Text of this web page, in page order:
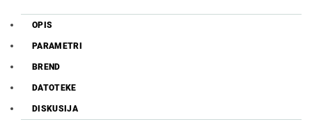
OPIS
PARAMETRI
BREND
DATOTEKE
DISKUSIJA